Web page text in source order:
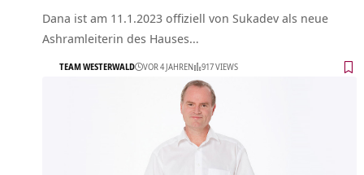
Dana ist am 11.1.2023 offiziell von Sukadev als neue
Ashramleiterin des Hauses…
TEAM WESTERWALD VOR 4 JAHREN 917 VIEWS